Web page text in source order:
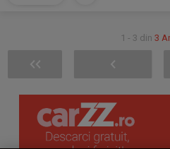
1 - 3 din 3